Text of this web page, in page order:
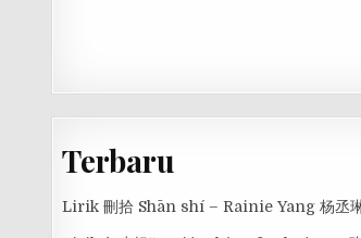
Terbaru
Lirik 刪拾 Shān shí – Rainie Yang 杨丞